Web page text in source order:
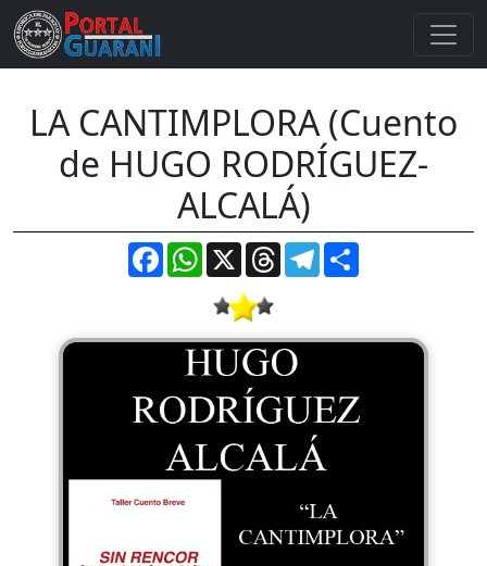
LA CANTIMPLORA (Cuento
de HUGO RODRÍGUEZ-
ALCALÁ)
FacebookWhatsApp
X ThreadsTelegram